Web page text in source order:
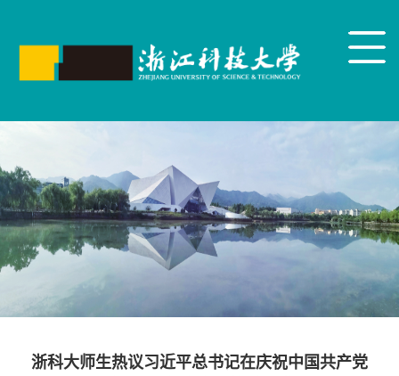
浙科大师生热议习近平总书记在庆祝中国共产党